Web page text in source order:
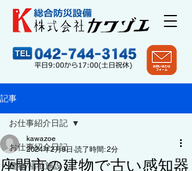
記事
お仕事紹介日記
建物/福祉施設
お仕事紹介日記
座間市の建物で古い感知器
kawazoe
2024年2月9日 読了時間: 2分